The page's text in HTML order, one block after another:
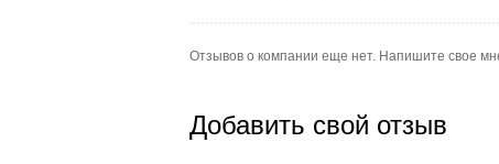
Отзывов о компании еще нет. Напишите свое
Добавить свой отзыв